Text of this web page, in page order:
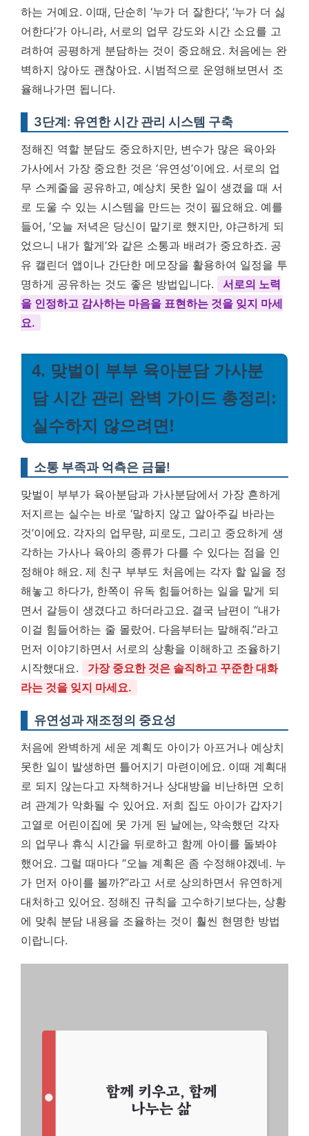
하는 거예요. 이때, 단순히 ‘누가 더 잘한다’, ‘누가 더 싫
어한다’가 아니라, 서로의 업무 강도와 시간 소요를 고
려하여 공평하게 분담하는 것이 중요해요. 처음에는 완
벽하지 않아도 괜찮아요. 시범적으로 운영해보면서 조
율해나가면 됩니다.
3단계: 유연한 시간 관리 시스템 구축
정해진 역할 분담도 중요하지만, 변수가 많은 육아와
가사에서 가장 중요한 것은 ‘유연성’이에요. 서로의 업
무 스케줄을 공유하고, 예상치 못한 일이 생겼을 때 서
로 도울 수 있는 시스템을 만드는 것이 필요해요. 예를
들어, ‘오늘 저녁은 당신이 맡기로 했지만, 야근하게 되
었으니 내가 할게’와 같은 소통과 배려가 중요하죠. 공
유 캘린더 앱이나 간단한 메모장을 활용하여 일정을 투
명하게 공유하는 것도 좋은 방법입니다.
서로의 노력
을 인정하고 감사하는 마음을 표현하는 것을 잊지 마세
요.
4. 맞벌이 부부 육아분담 가사분
담 시간 관리 완벽 가이드 총정리:
실수하지 않으려면!
소통 부족과 억측은 금물!
맞벌이 부부가 육아분담과 가사분담에서 가장 흔하게
저지르는 실수는 바로 ‘말하지 않고 알아주길 바라는
것’이에요. 각자의 업무량, 피로도, 그리고 중요하게 생
각하는 가사나 육아의 종류가 다를 수 있다는 점을 인
정해야 해요. 제 친구 부부도 처음에는 각자 할 일을 정
해놓고 하다가, 한쪽이 유독 힘들어하는 일을 맡게 되
면서 갈등이 생겼다고 하더라고요. 결국 남편이 “내가
이걸 힘들어하는 줄 몰랐어. 다음부터는 말해줘.”라고
먼저 이야기하면서 서로의 상황을 이해하고 조율하기
시작했대요.
가장 중요한 것은 솔직하고 꾸준한 대화
라는 것을 잊지 마세요.
유연성과 재조정의 중요성
처음에 완벽하게 세운 계획도 아이가 아프거나 예상치
못한 일이 발생하면 틀어지기 마련이에요. 이때 계획대
로 되지 않는다고 자책하거나 상대방을 비난하면 오히
려 관계가 악화될 수 있어요. 저희 집도 아이가 갑자기
고열로 어린이집에 못 가게 된 날에는, 약속했던 각자
의 업무나 휴식 시간을 뒤로하고 함께 아이를 돌봐야
했어요. 그럴 때마다 “오늘 계획은 좀 수정해야겠네. 누
가 먼저 아이를 볼까?”라고 서로 상의하면서 유연하게
대처하고 있어요. 정해진 규칙을 고수하기보다는, 상황
에 맞춰 분담 내용을 조율하는 것이 훨씬 현명한 방법
이랍니다.